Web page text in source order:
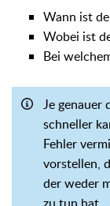
Wann ist
Wobei ist
Bei
Je genauer
schneller
Fehler
vorstellen,
der weder
zu tun hat.